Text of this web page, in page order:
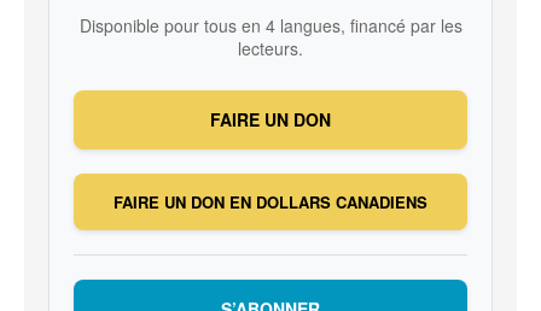
Disponible pour tous en 4 langues, financé par les
lecteurs.
FAIRE UN DON
FAIRE UN DON EN DOLLARS CANADIENS